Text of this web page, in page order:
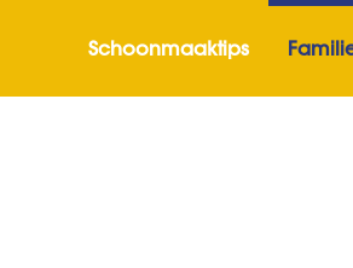
Schoonmaaktips